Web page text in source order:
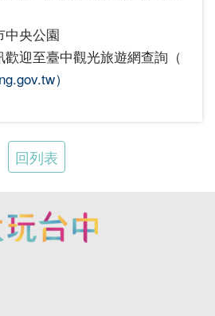
中央公園
迎至臺中觀光旅遊網查詢（
）
回列表